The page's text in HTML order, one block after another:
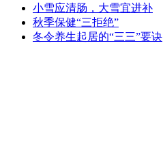
小雪应清肠，大雪宜进补
秋季保健“三拒绝”
冬令养生起居的“三三”要诀